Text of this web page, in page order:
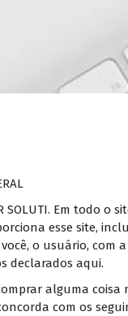
SOLUTI. Em todo o
esse site,
o usuário, com
declarados aqui.
alguma coisa
com os